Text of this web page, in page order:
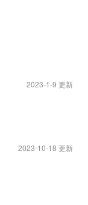
2023-1-9 更新
2023-10-18 更新